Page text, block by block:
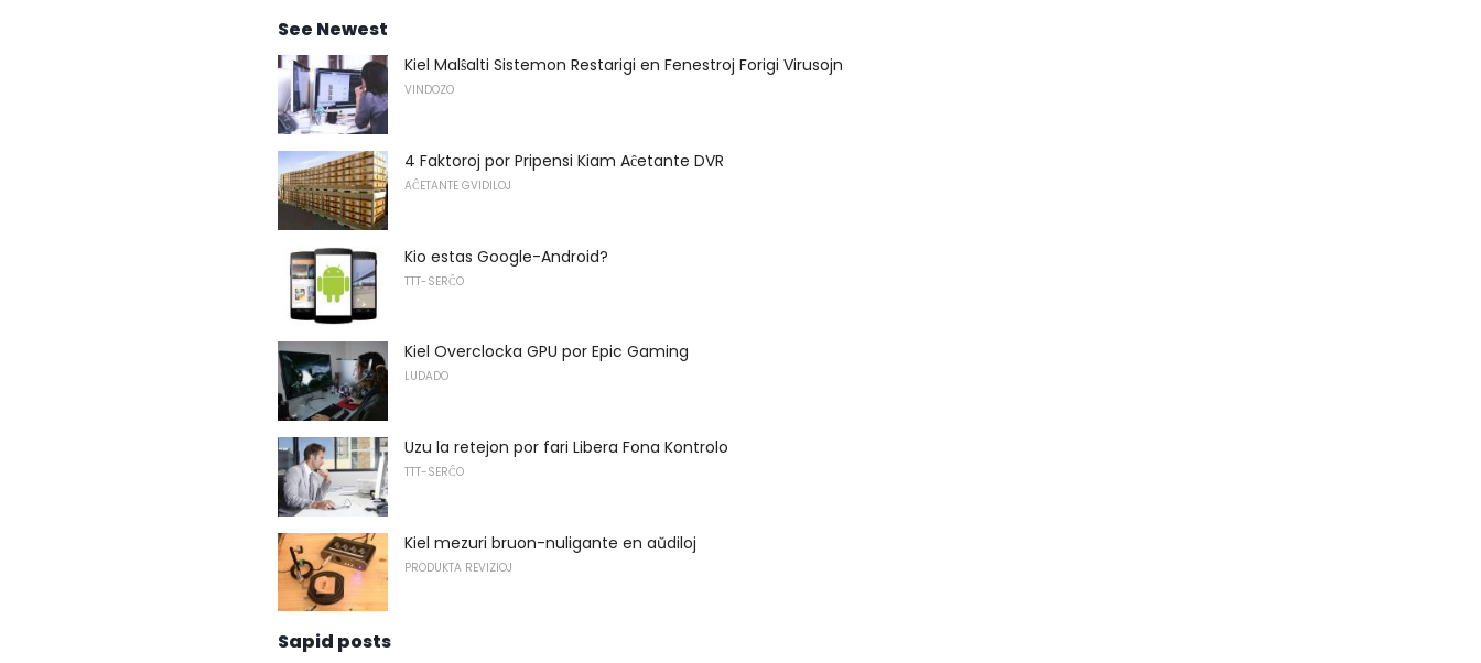
See Newest
Kiel Malŝalti Sistemon Restarigi en Fenestroj Forigi Virusojn
VINDOZO
4 Faktoroj por Pripensi Kiam Aĉetante DVR
AĈETANTE GVIDILOJ
Kio estas Google-Android?
TTT-SERĈO
Kiel Overclocka GPU por Epic Gaming
LUDADO
Uzu la retejon por fari Libera Fona Kontrolo
TTT-SERĈO
Kiel mezuri bruon-nuligante en aŭdiloj
PRODUKTA REVIZIOJ
Sapid posts